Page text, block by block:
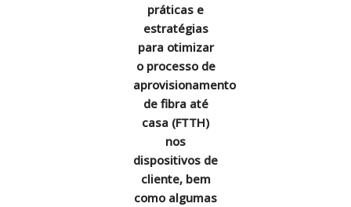
práticas e
estratégias
para otimizar
o processo de
aprovisionamento
de fibra até
casa (FTTH)
nos
dispositivos de
cliente, bem
como algumas